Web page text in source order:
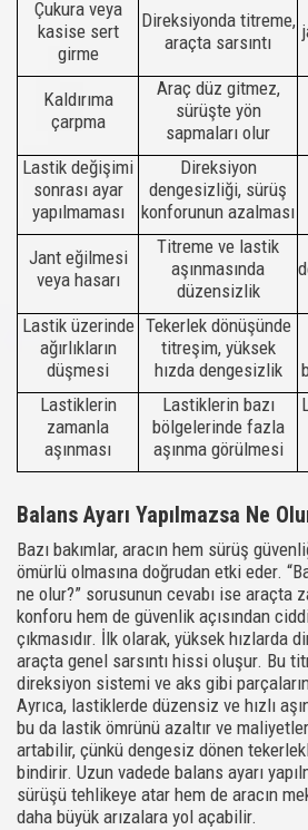
Çukura veya
kasise sert
girme
Direksiyonda titreme,
araçta sarsıntı
Kaldırıma
çarpma
Araç düz gitmez,
sürüşte yön
sapmaları olur
Lastik değişimi
sonrası ayar
yapılmaması
Direksiyon
dengesizliği, sürüş
konforunun azalması
Jant eğilmesi
veya hasarı
Titreme ve lastik
aşınmasında
düzensizlik
Lastik üzerinde
ağırlıkların
düşmesi
Tekerlek dönüşünde
titreşim, yüksek
hızda dengesizlik
Lastiklerin
zamanla
aşınması
Lastiklerin bazı
bölgelerinde fazla
aşınma görülmesi
Balans Ayarı Yapılmazsa Ne
Bazı bakımlar, aracın hem sürüş
ömürlü olmasına doğrudan etki eder.
ne olur?” sorusunun cevabı ise araçta
konforu hem de güvenlik açısından
çıkmasıdır. İlk olarak, yüksek hızlarda
araçta genel sarsıntı hissi oluşur. Bu
direksiyon sistemi ve aks gibi
Ayrıca, lastiklerde düzensiz ve hızlı
bu da lastik ömrünü azaltır ve
artabilir, çünkü dengesiz dönen
bindirir. Uzun vadede balans ayarı
sürüşü tehlikeye atar hem de aracın
daha büyük arızalara yol açabilir.